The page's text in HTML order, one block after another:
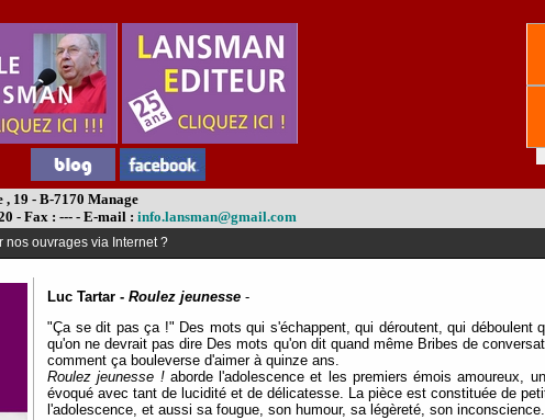
19 - B-7170 Manage
- Fax : --- - E-mail : info.lansman@gmail.com
nos ouvrages via Internet ?
Luc Tartar - Roulez jeunesse -
"Ça se dit pas ça !" Des mots qui s'échappent, qui déroutent, qui
qu'on ne devrait pas dire Des mots qu'on dit quand même Bribes de
comment ça bouleverse d'aimer à quinze ans.
Roulez jeunesse ! aborde l'adolescence et les premiers émois amoureux,
évoqué avec tant de lucidité et de délicatesse. La pièce est constituée de
l'adolescence, et aussi sa fougue, son humour, sa légèreté, son